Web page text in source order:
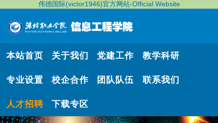
伟德国际(victor1946)官方网站-Official Website
本站首页 关于我们 党建工作 教学科研
专业设置 校企合作 团队队伍 联系我们
人才招聘 下载专区